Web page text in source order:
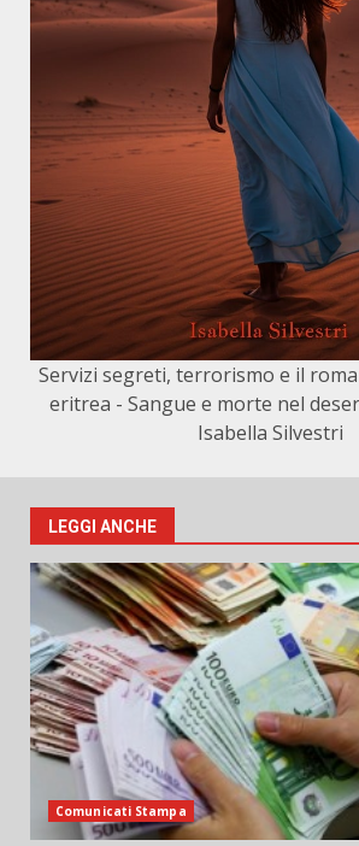
Servizi segreti, terrorismo e il
eritrea - Sangue e morte nel
Isabella Silvestri
LEGGI ANCHE
Comunicati Stampa